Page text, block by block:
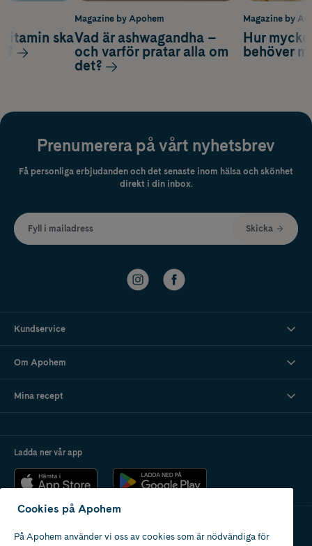
Magazine by
Hur
behöver
ska
Magazine by Apohem
Vad är ashwagandha –
och varför pratar alla om
det?
Prenumerera på vårt nyhetsbrev
Få personliga erbjudanden och det senaste inom hälsa och skönhet
direkt i din inbox.
Fyll i mailadress Skicka
Kundservice
Om Apohem
Mina recept
Ladda ner vår app
Apotek med tillstånd
Cookies på Apohem
På Apohem använder vi oss av cookies som är nödvändiga för